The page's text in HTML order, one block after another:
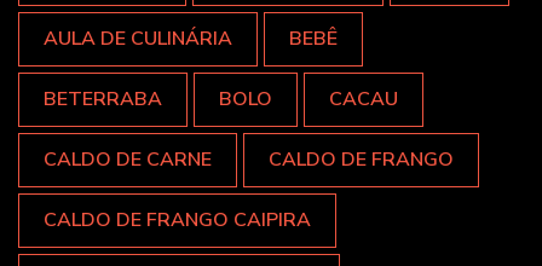
AULA DE CULINÁRIA BEBÊ
BETERRABA BOLO CACAU
CALDO DE CARNE CALDO DE FRANGO
CALDO DE FRANGO CAIPIRA